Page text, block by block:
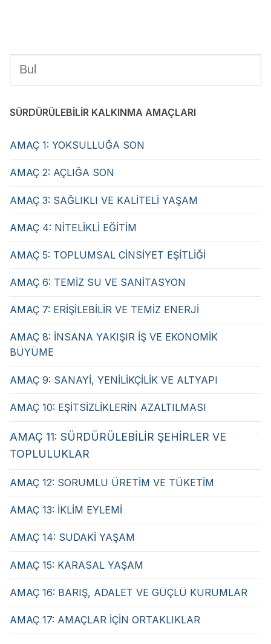
SÜRDÜRÜLEBİLİR KALKINMA AMAÇLARI
AMAÇ 1: YOKSULLUĞA SON
AMAÇ 2: AÇLIĞA SON
AMAÇ 3: SAĞLIKLI VE KALİTELİ YAŞAM
AMAÇ 4: NİTELİKLİ EĞİTİM
AMAÇ 5: TOPLUMSAL CİNSİYET EŞİTLİĞİ
AMAÇ 6: TEMİZ SU VE SANİTASYON
AMAÇ 7: ERİŞİLEBİLİR VE TEMİZ ENERJİ
AMAÇ 8: İNSANA YAKIŞIR İŞ VE EKONOMİK
BÜYÜME
AMAÇ 9: SANAYİ, YENİLİKÇİLİK VE ALTYAPI
AMAÇ 10: EŞİTSİZLİKLERİN AZALTILMASI
AMAÇ 11: SÜRDÜRÜLEBİLİR ŞEHİRLER VE
TOPLULUKLAR
AMAÇ 12: SORUMLU ÜRETİM VE TÜKETİM
AMAÇ 13: İKLİM EYLEMİ
AMAÇ 14: SUDAKİ YAŞAM
AMAÇ 15: KARASAL YAŞAM
AMAÇ 16: BARIŞ, ADALET VE GÜÇLÜ KURUMLAR
AMAÇ 17: AMAÇLAR İÇİN ORTAKLIKLAR